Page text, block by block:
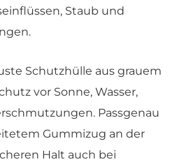
Staub und
Schutzhülle aus grauem
vor Sonne, Wasser,
Passgenau
Gummizug an der
Halt auch bei